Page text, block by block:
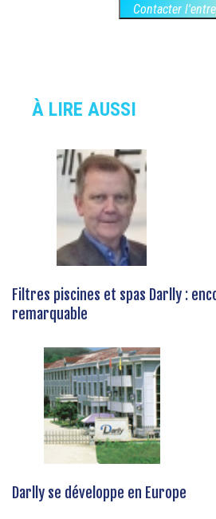
Contacter
À LIRE AUSSI
Filtres piscines et spas Darlly :
remarquable
Darlly se développe en Europe